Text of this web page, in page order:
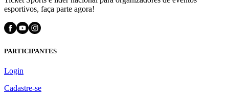
esportivos, faça parte agora!
PARTICIPANTES
Login
Cadastre-se